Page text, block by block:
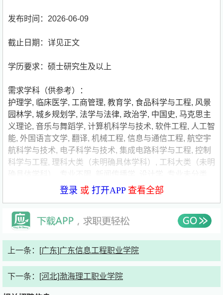
发布时间：2026-06-09
截止日期：详见正文
学历要求：硕士研究生及以上
需求学科（供参考）：
护理学, 临床医学, 工商管理, 教育学, 食品科学与工程, 风景
园林学, 城乡规划学, 法学与法律, 政治学, 中国史, 马克思主
义理论, 音乐与舞蹈学, 计算机科学与技术, 软件工程, 人工智
能, 外国语言文学, 翻译, 机械工程, 信息与通信工程, 航空宇
航科学与技术, 电子科学与技术, 集成电路科学与工程, 控制
科学与工程, 理科大类（未明确具体学科） , 工科大类（未明
公告详情
福州黎明职业技术学院是由福建省黎明企业集团公司投资兴
公开招聘，广纳贤才，热忱期待优秀人士的加入。
登录 或 打开APP查看全部
上一条： [广东]广东信息工程职业学院
下一条： [河北]渤海理工职业学院